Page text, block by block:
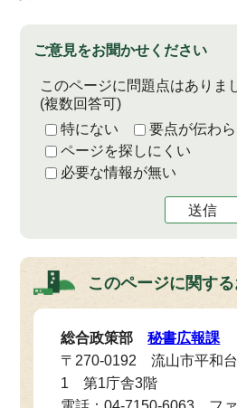
ご意見をお聞かせください
このページに問題点はありま
(複数回答可)
特にない
要点が伝わ
ページを探しにくい
必要な情報が無い
送信
このページに関する
総合政策部秘書広報課
〒270-0192 流山市平和
1 第1庁舎3階